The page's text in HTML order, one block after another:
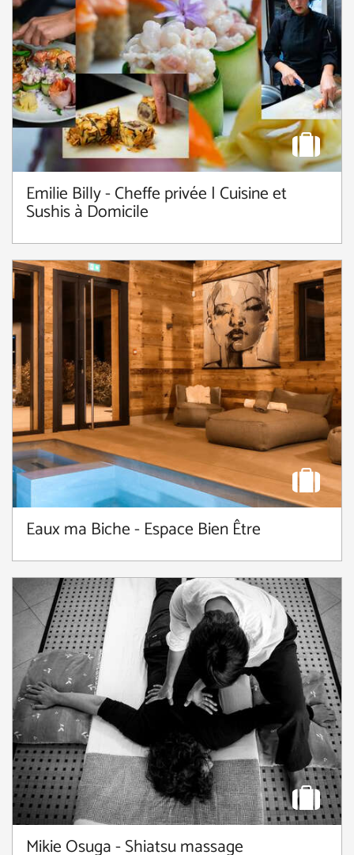
Emilie Billy - Cheffe privée | Cuisine et
Sushis à Domicile
Eaux ma Biche - Espace Bien Être
Mikie Osuga - Shiatsu massage